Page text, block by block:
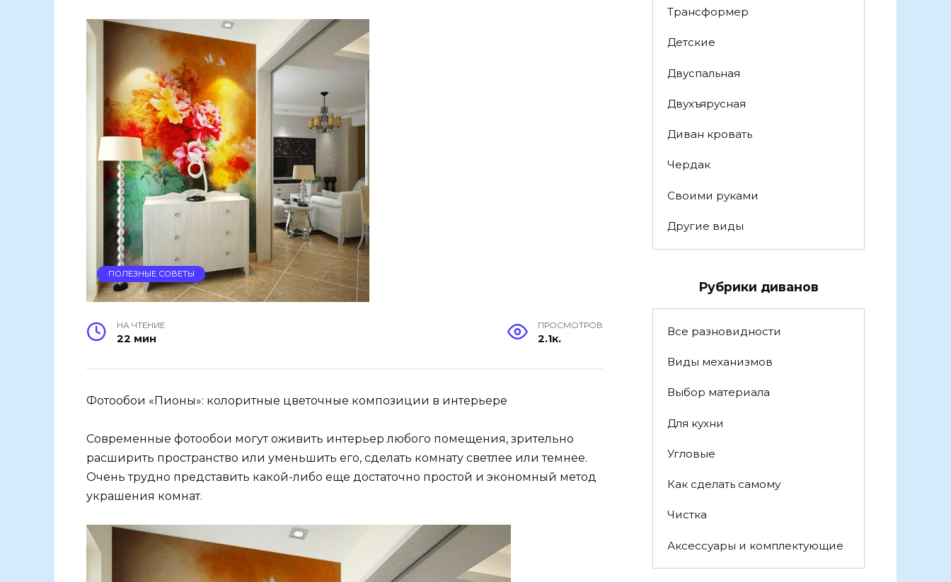
ПОЛЕЗНЫЕ СОВЕТЫ
НА ЧТЕНИЕ
22 мин
ПРОСМОТРОВ
2.1к.
Фотообои «Пионы»: колоритные цветочные композиции в интерьере
Современные фотообои могут оживить интерьер любого помещения, зрительно
расширить пространство или уменьшить его, сделать комнату светлее или темнее.
Очень трудно представить какой-либо еще достаточно простой и экономный метод
украшения комнат.
Трансформер
Детские
Двуспальная
Двухъярусная
Диван кровать
Чердак
Своими руками
Другие виды
Рубрики диванов
Все разновидности
Виды механизмов
Выбор материала
Для кухни
Угловые
Как сделать самому
Чистка
Аксессуары и комплектующие